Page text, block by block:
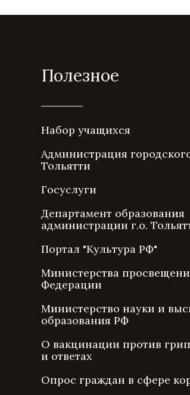
Полезное
Набор учащихся
Администрация
Тольятти
Госуслуги
Департамент образования
администрации г.о.
Портал "Культура РФ"
Министерства
Федерации
Министерство науки и
образования РФ
О вакцинации против
и ответах
Опрос граждан в сфере